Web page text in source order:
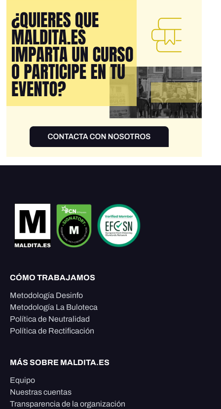
CÓMO TRABAJAMOS
Metodología Desinfo
Metodología La Buloteca
Política de Neutralidad
Política de Rectificación
MÁS SOBRE MALDITA.ES
Equipo
Nuestras cuentas
Transparencia de la organización